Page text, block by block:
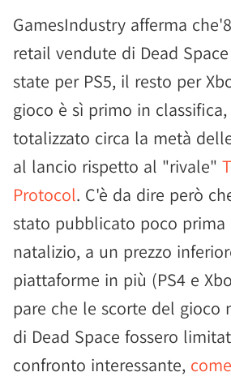
GamesIndustry afferma
retail vendute di Dead
state per PS5, il resto per
gioco è sì primo in
totalizzato circa la metà
al lancio rispetto al "rivale"
Protocol. C'è da dire però
stato pubblicato poco prima
natalizio, a un prezzo
piattaforme in più (PS4 e
pare che le scorte del gioco
di Dead Space fossero
confronto interessante,